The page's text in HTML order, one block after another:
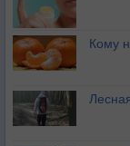
Кому